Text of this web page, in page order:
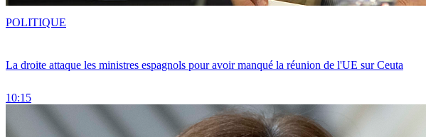
La droite attaque les ministres espagnols pour avoir manqué la réunion de l'UE sur Ceuta
10:15
POLITIQUE